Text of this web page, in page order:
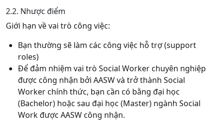
2.2. Nhược điểm
Giới hạn về vai trò công việc:
Bạn thường sẽ làm các công việc hỗ trợ (support
roles)
Để đảm nhiệm vai trò Social Worker chuyên nghiệp
được công nhận bởi AASW và trở thành Social
Worker chính thức, bạn cần có bằng đại học
(Bachelor) hoặc sau đại học (Master) ngành Social
Work được AASW công nhận.